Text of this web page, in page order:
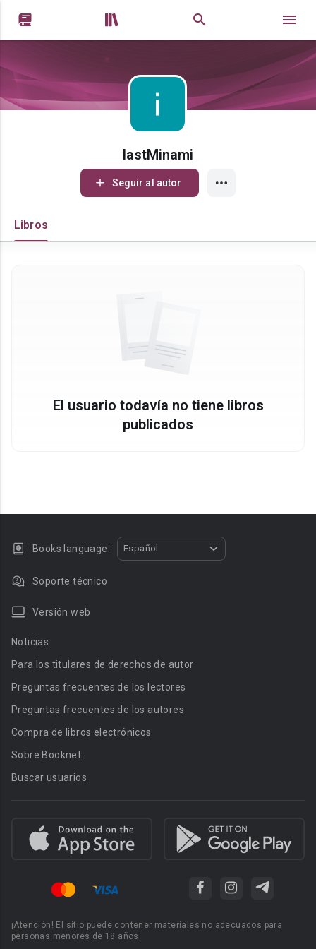
 
lastMinami
Seguir al autor
Libros
El usuario todavía no tiene libros
publicados
Books language: Español
Soporte técnico
Versión web
Noticias
Para los titulares de derechos de autor
Preguntas frecuentes de los lectores
Preguntas frecuentes de los autores
Compra de libros electrónicos
Sobre Booknet
Buscar usuarios
¡Atención! El sitio puede contener materiales no adecuados para
personas menores de 18 años.